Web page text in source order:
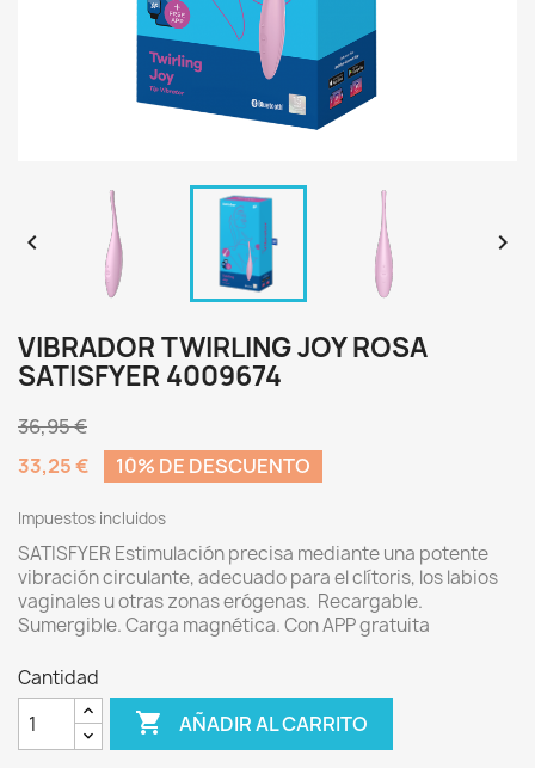
 
VIBRADOR TWIRLING JOY ROSA
SATISFYER 4009674
36,95 €
33,25 €
10% DE DESCUENTO
Impuestos incluidos
SATISFYER Estimulación precisa mediante una potente
vibración circulante, adecuado para el clítoris, los labios
vaginales u otras zonas erógenas. Recargable.
Sumergible. Carga magnética. Con APP gratuita
Cantidad
 AÑADIR AL CARRITO